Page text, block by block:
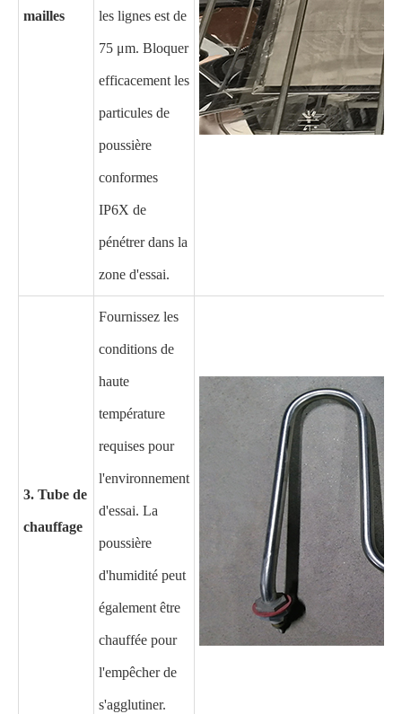
mailles les lignes est de
75 μm. Bloquer
efficacement les
particules de
poussière
conformes
IP6X de
pénétrer dans la
zone d'essai.
3. Tube de
chauffage
Fournissez les
conditions de
haute
température
requises pour
l'environnement
d'essai. La
poussière
d'humidité peut
également être
chauffée pour
l'empêcher de
s'agglutiner.